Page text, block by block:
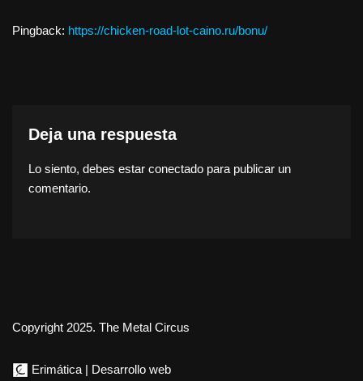
Pingback: https://chicken-road-lot-caino.ru/bonu/
Deja una respuesta
Lo siento, debes estar conectado para publicar un
comentario.
Copyright 2025. The Metal Circus
Erimática | Desarrollo web